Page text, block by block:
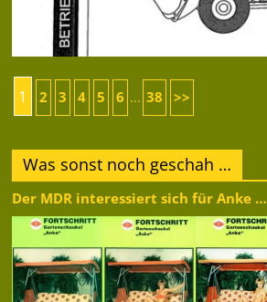
1 2 3 4 5 6 ... 38 >>
Was sonst noch geschah …
Der MDR interessiert sich für Anke …